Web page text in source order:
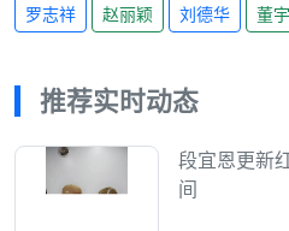
罗志祥
赵丽颖 刘德华 董
推荐实时动态
段宜恩更新
间